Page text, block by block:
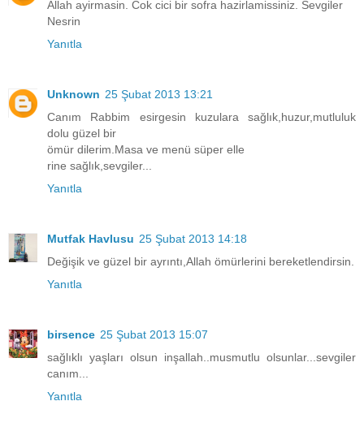
Allah ayirmasin. Cok cici bir sofra hazirlamissiniz. Sevgiler
Nesrin
Yanıtla
Unknown 25 Şubat 2013 13:21
Canım Rabbim esirgesin kuzulara sağlık,huzur,mutluluk
dolu güzel bir
ömür dilerim.Masa ve menü süper elle
rine sağlık,sevgiler...
Yanıtla
Mutfak Havlusu 25 Şubat 2013 14:18
Değişik ve güzel bir ayrıntı,Allah ömürlerini bereketlendirsin.
Yanıtla
birsence 25 Şubat 2013 15:07
sağlıklı yaşları olsun inşallah..musmutlu olsunlar...sevgiler
canım...
Yanıtla